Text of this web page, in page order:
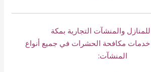
للمنازل والمنشآت التجارية بمكة
خدمات مكافحة الحشرات في جميع أنواع
المنشآت: